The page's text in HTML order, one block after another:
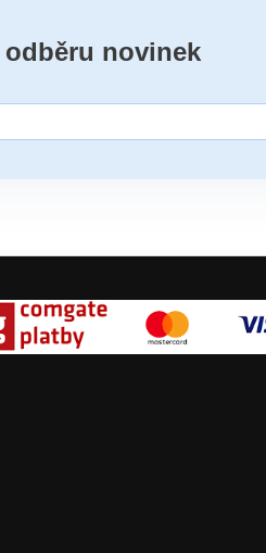
novinek